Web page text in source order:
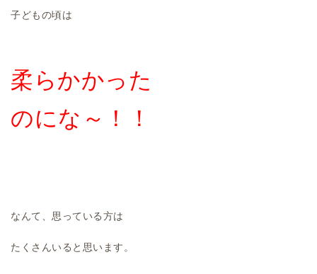
子どもの頃は
柔らかかった
のにな～！！
なんて、思っている方は
たくさんいると思います。